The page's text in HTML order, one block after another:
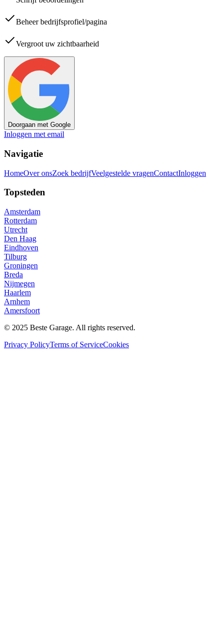
Beheer bedrijfsprofiel/pagina
Vergroot uw zichtbaarheid
Doorgaan met Google
Inloggen met email
Navigatie
HomeOver onsZoek bedrijfVeelgestelde vragenContactInloggen
Topsteden
Amsterdam
Rotterdam
Utrecht
Den Haag
Eindhoven
Tilburg
Groningen
Breda
Nijmegen
Haarlem
Arnhem
Amersfoort
© 2025 Beste Garage. All rights reserved.
Privacy PolicyTerms of ServiceCookies